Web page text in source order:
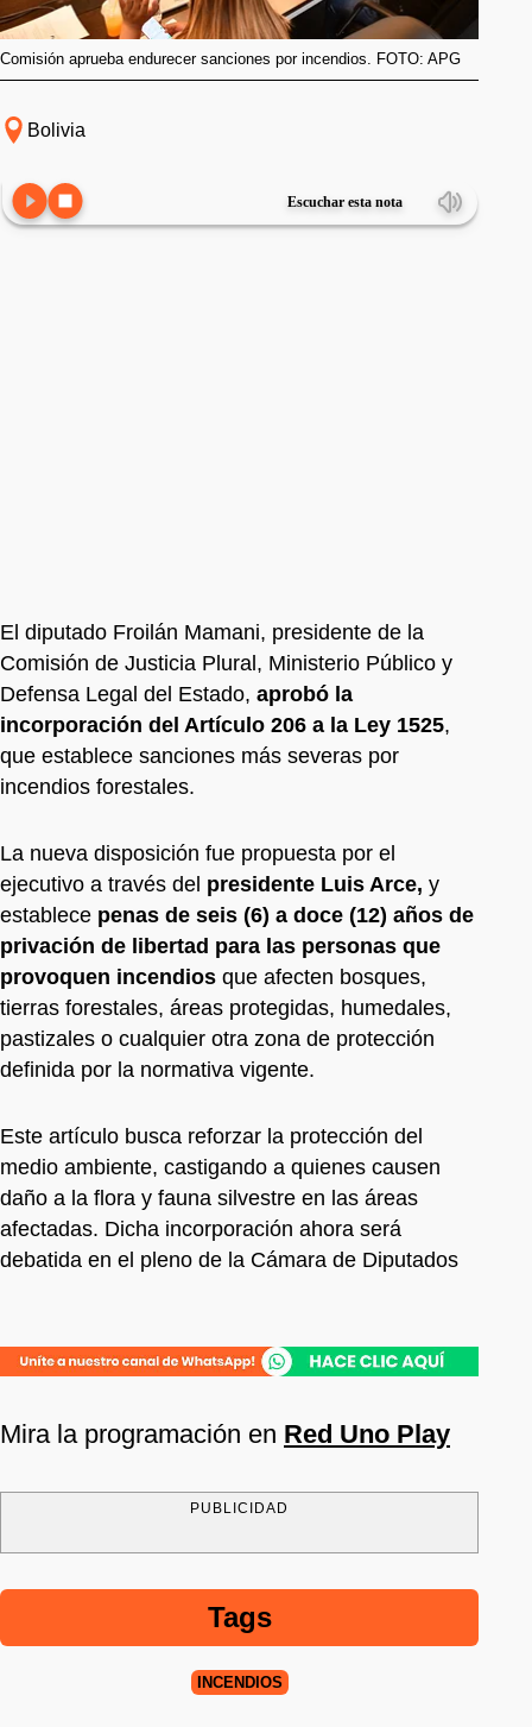
Comisión aprueba endurecer sanciones por incendios. FOTO: APG
Bolivia
Escuchar esta nota
El diputado Froilán Mamani, presidente de la
Comisión de Justicia Plural, Ministerio Público y
Defensa Legal del Estado, aprobó la
incorporación del Artículo 206 a la Ley 1525,
que establece sanciones más severas por
incendios forestales.
La nueva disposición fue propuesta por el
ejecutivo a través del presidente Luis Arce, y
establece penas de seis (6) a doce (12) años de
privación de libertad para las personas que
provoquen incendios que afecten bosques,
tierras forestales, áreas protegidas, humedales,
pastizales o cualquier otra zona de protección
definida por la normativa vigente.
Este artículo busca reforzar la protección del
medio ambiente, castigando a quienes causen
daño a la flora y fauna silvestre en las áreas
afectadas. Dicha incorporación ahora será
debatida en el pleno de la Cámara de Diputados
Mira la programación en Red Uno Play
PUBLICIDAD
Tags
INCENDIOS